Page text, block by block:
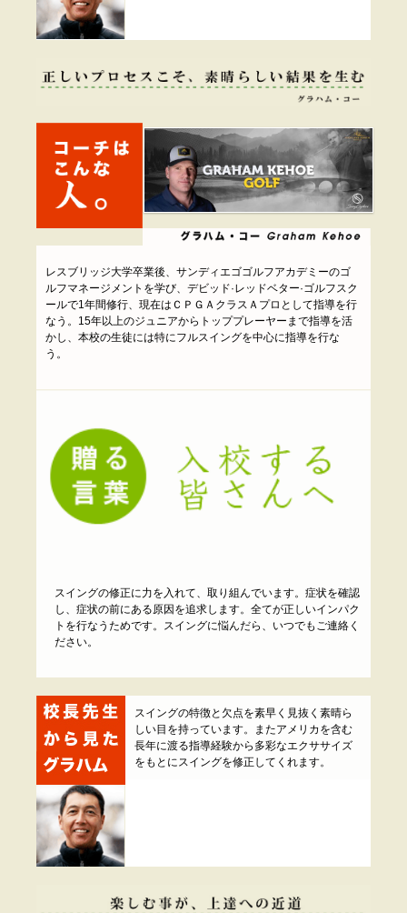
レスブリッジ大学卒業後、サンディエゴゴルフアカデミーのゴ
ルフマネージメントを学び、デビッド·レッドベター·ゴルフスク
ールで1年間修行、現在はＣＰＧＡクラスＡプロとして指導を行
なう。15年以上のジュニアからトッププレーヤーまで指導を活
かし、本校の生徒には特にフルスイングを中心に指導を行な
う。
スイングの修正に力を入れて、取り組んでいます。症状を確認
し、症状の前にある原因を追求します。全てが正しいインパク
トを行なうためです。スイングに悩んだら、いつでもご連絡く
ださい。
スイングの特徴と欠点を素早く見抜く素晴ら
しい目を持っています。またアメリカを含む
長年に渡る指導経験から多彩なエクササイズ
をもとにスイングを修正してくれます。